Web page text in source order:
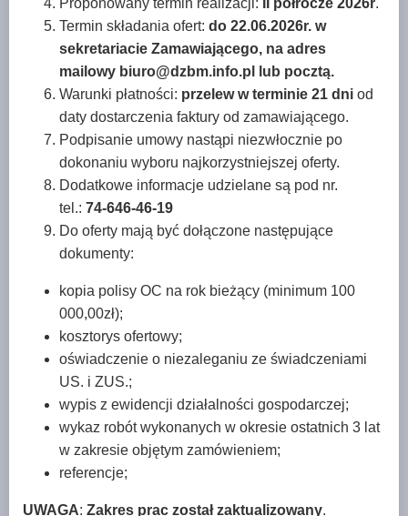
Proponowany termin realizacji: II półrocze 2026r.
Termin składania ofert: do 22.06.2026r. w
sekretariacie Zamawiającego, na adres
mailowy biuro@dzbm.info.pl lub pocztą.
Warunki płatności: przelew w terminie 21 dni od
daty dostarczenia faktury od zamawiającego.
Podpisanie umowy nastąpi niezwłocznie po
dokonaniu wyboru najkorzystniejszej oferty.
Dodatkowe informacje udzielane są pod nr.
tel.: 74-646-46-19
Do oferty mają być dołączone następujące
dokumenty:
kopia polisy OC na rok bieżący (minimum 100
000,00zł);
kosztorys ofertowy;
oświadczenie o niezaleganiu ze świadczeniami
US. i ZUS.;
wypis z ewidencji działalności gospodarczej;
wykaz robót wykonanych w okresie ostatnich 3 lat
w zakresie objętym zamówieniem;
referencje;
UWAGA: Zakres prac został zaktualizowany.